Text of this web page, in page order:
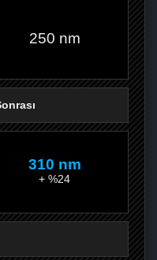
250 nm
310 nm
+ %24